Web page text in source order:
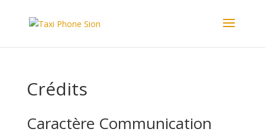
Crédits
Caractère Communication